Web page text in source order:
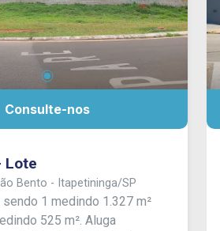
Consulte-nos
Lote
Bento - Itapetininga/SP
1 medindo 1.327 m²
525 m². Aluga